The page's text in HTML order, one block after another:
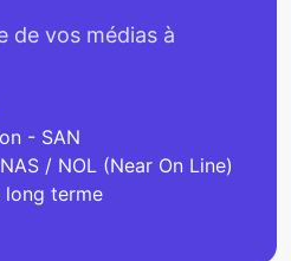
de vos médias à
- SAN
/ NOL (Near On Line)
long terme